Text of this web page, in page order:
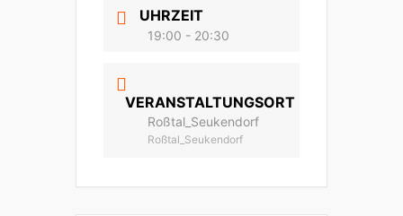
UHRZEIT
19:00 - 20:30
VERANSTALTUNGSORT
Roßtal_Seukendorf
Roßtal_Seukendorf